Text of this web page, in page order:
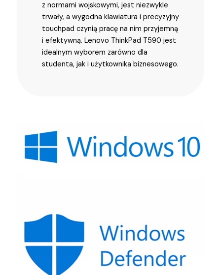
z normami wojskowymi, jest niezwykle
trwały, a wygodna klawiatura i precyzyjny
touchpad czynią pracę na nim przyjemną
i efektywną. Lenovo ThinkPad T590 jest
idealnym wyborem zarówno dla
studenta, jak i użytkownika biznesowego.